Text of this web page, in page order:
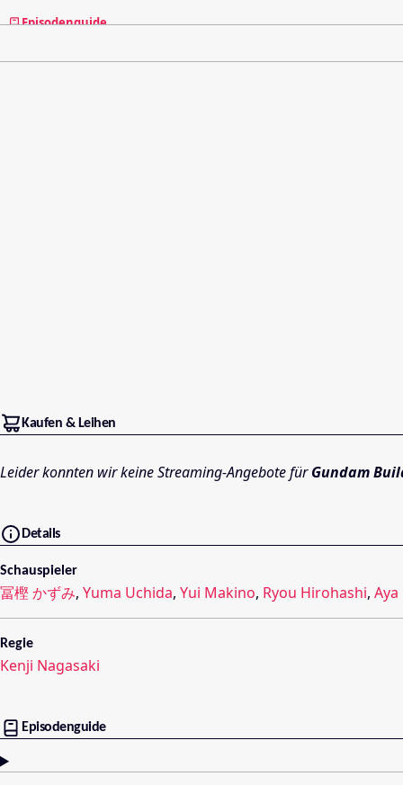
Episodenguide
Kaufen & Leihen
Leider konnten wir keine Streaming-Angebote fürGundam
Details
Schauspieler
冨樫 かずみ, Yuma Uchida, Yui Makino, Ryou Hirohashi, Aya
Regie
Kenji Nagasaki
Episodenguide